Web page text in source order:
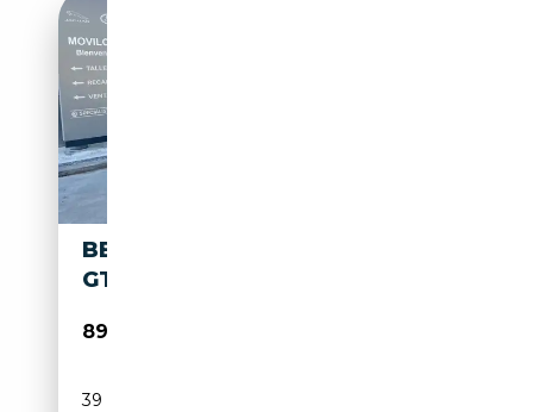
BENTLEY CONTINENTAL W12
GT SPEED 635
89 900€
39 620 km